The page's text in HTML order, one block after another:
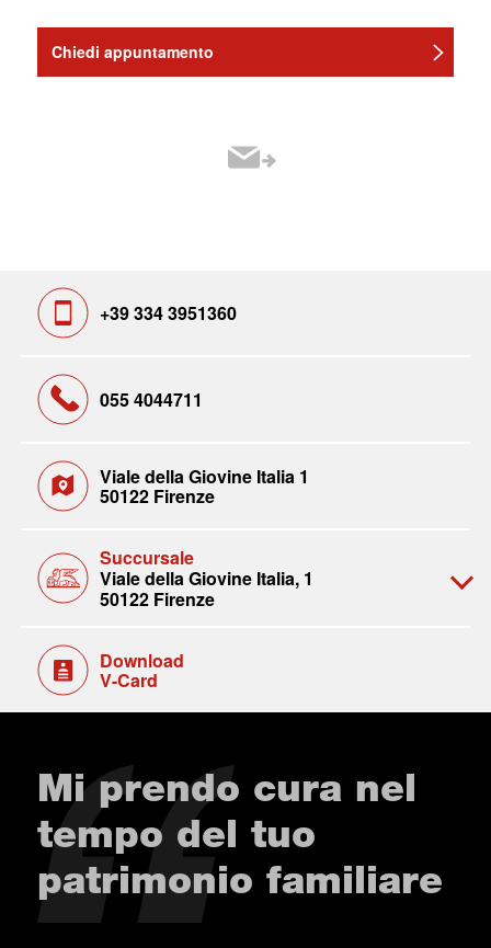
Chiedi appuntamento
+39 334 3951360
055 4044711
Viale della Giovine Italia 1
50122 Firenze
Succursale
Viale della Giovine Italia, 1
50122 Firenze
Download
V-Card
Mi prendo cura nel
tempo del tuo
patrimonio familiare